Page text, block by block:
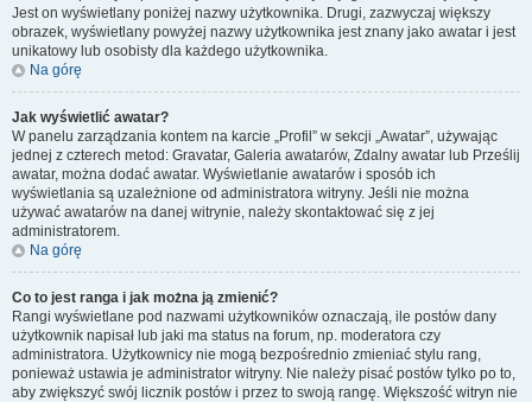
Jest on wyświetlany poniżej nazwy użytkownika. Drugi, zazwyczaj większy
obrazek, wyświetlany powyżej nazwy użytkownika jest znany jako awatar i jest
unikatowy lub osobisty dla każdego użytkownika.
Na górę
Jak wyświetlić awatar?
W panelu zarządzania kontem na karcie „Profil” w sekcji „Awatar”, używając
jednej z czterech metod: Gravatar, Galeria awatarów, Zdalny awatar lub Prześlij
awatar, można dodać awatar. Wyświetlanie awatarów i sposób ich
wyświetlania są uzależnione od administratora witryny. Jeśli nie można
używać awatarów na danej witrynie, należy skontaktować się z jej
administratorem.
Na górę
Co to jest ranga i jak można ją zmienić?
Rangi wyświetlane pod nazwami użytkowników oznaczają, ile postów dany
użytkownik napisał lub jaki ma status na forum, np. moderatora czy
administratora. Użytkownicy nie mogą bezpośrednio zmieniać stylu rang,
ponieważ ustawia je administrator witryny. Nie należy pisać postów tylko po to,
aby zwiększyć swój licznik postów i przez to swoją rangę. Większość witryn nie